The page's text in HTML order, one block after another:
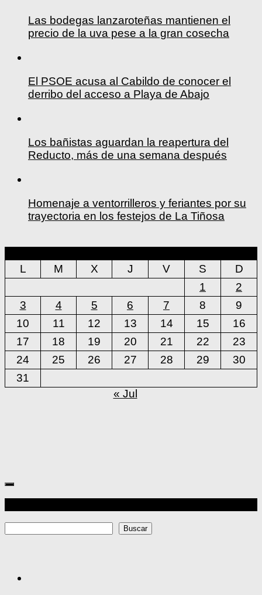
Las bodegas lanzaroteñas mantienen el
precio de la uva pese a la gran cosecha
El PSOE acusa al Cabildo de conocer el
derribo del acceso a Playa de Abajo
Los bañistas aguardan la reapertura del
Reducto, más de una semana después
Homenaje a ventorrilleros y feriantes por su
trayectoria en los festejos de La Tiñosa
L
M X J V S
D
1
2
3
4 5 6 7 8
9
10
11 12 13 14 15
16
17
18 19 20 21 22
23
24
25 26 27 28 29
30
31
« Jul
Buscar